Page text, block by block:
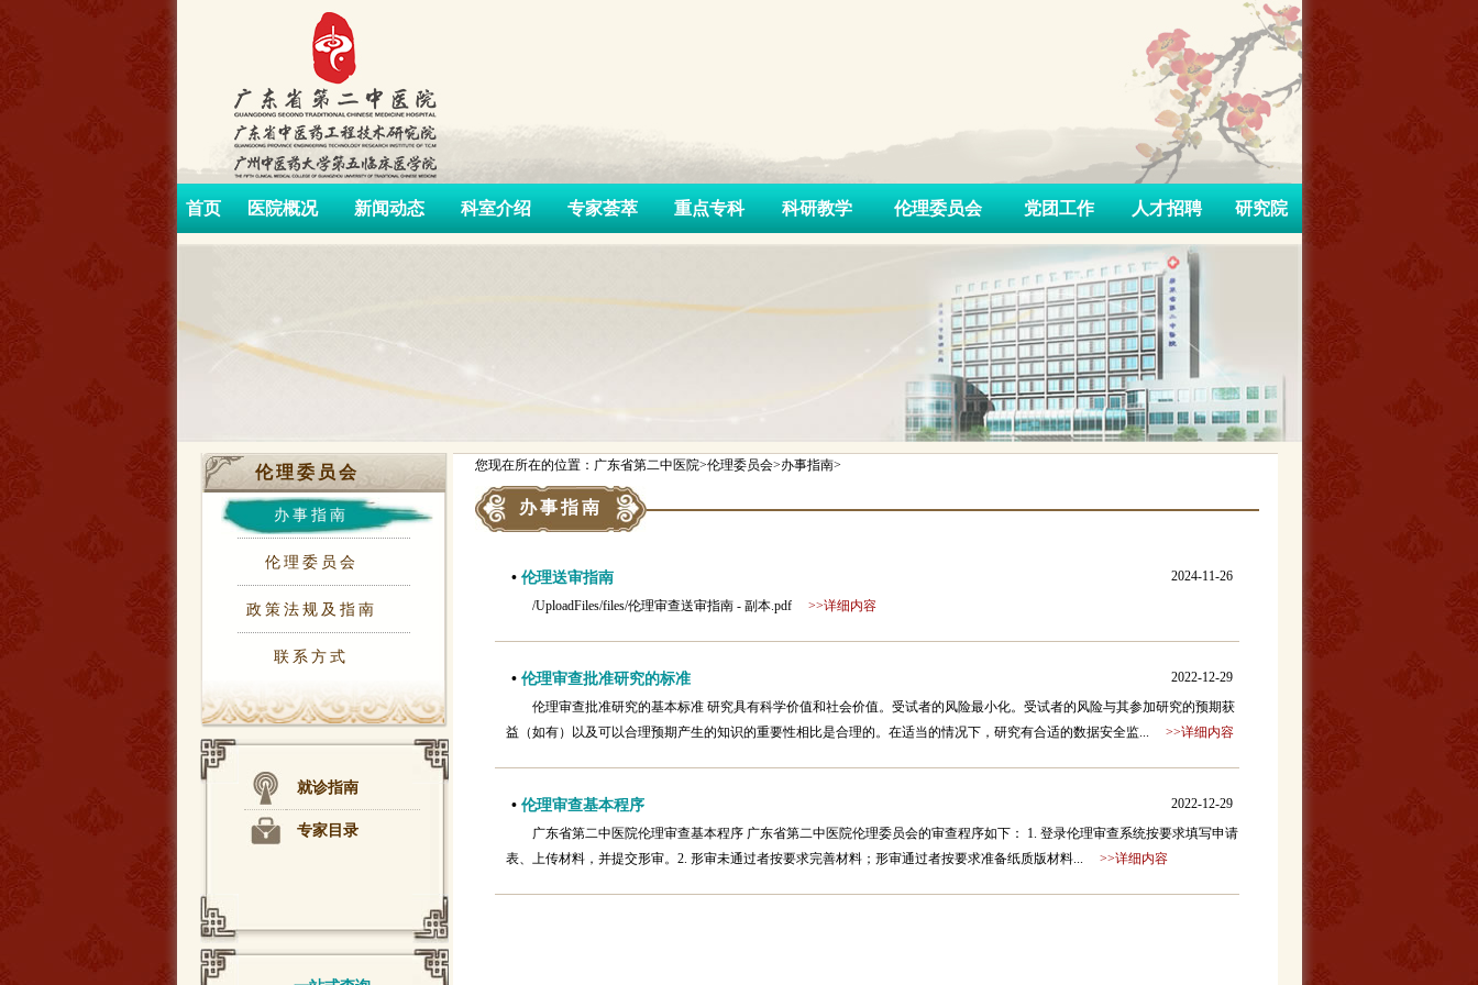
首页 医院概况 新闻动态 科室介绍 专家荟萃 重点专科 科研教学 伦理委员会 党团工作 人才招聘 研究院
伦理委员会
办事指南
伦理委员会
政策法规及指南
联系方式
就诊指南
专家目录
您现在所在的位置：广东省第二中医院>伦理委员会>办事指南>
办事指南
• 伦理送审指南
2024-11-26
/UploadFiles/files/伦理审查送审指南 - 副本.pdf >>详细内容
• 伦理审查批准研究的标准
2022-12-29
伦理审查批准研究的基本标准 研究具有科学价值和社会价值。受试者的风险最小化。受试者的风险与其参加研究的预期获
益（如有）以及可以合理预期产生的知识的重要性相比是合理的。在适当的情况下，研究有合适的数据安全监... >>详细内容
• 伦理审查基本程序
2022-12-29
广东省第二中医院伦理审查基本程序 广东省第二中医院伦理委员会的审查程序如下： 1. 登录伦理审查系统按要求填写申请
表、上传材料，并提交形审。2. 形审未通过者按要求完善材料；形审通过者按要求准备纸质版材料... >>详细内容